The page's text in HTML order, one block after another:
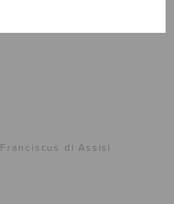
Franciscus di Assisi